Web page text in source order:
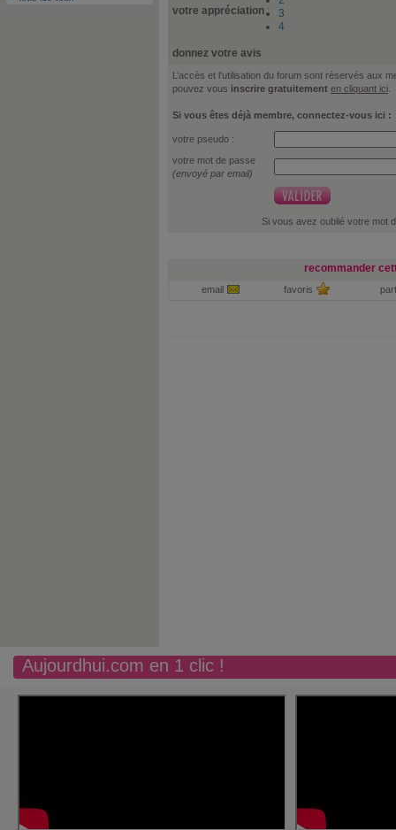
votre appréciation:
3
4
donnez votre avis
L’accès et l’utilisation du forum sont réservés aux
pouvez vous inscrire gratuitement en cliquant ici
Si vous êtes déjà membre, connectez-vous ici :
votre pseudo :
votre mot de passe
(envoyé par email)
Si vous avez oublié votre mot
recommander
email favoris
Aujourdhui.com en 1 clic !